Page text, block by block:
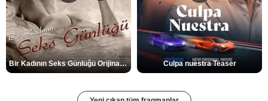
Bir Kadının Seks Günlüğü Orijinal Fragman Culpa nuestra Teaser